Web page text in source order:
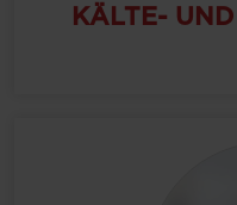
KÄLTE-